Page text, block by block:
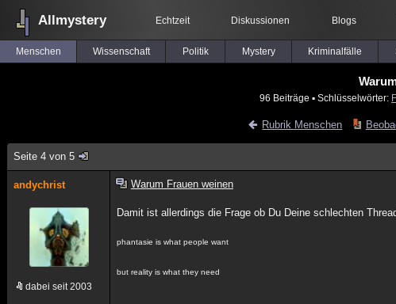
Allmystery Echtzeit Diskussionen Blogs
Menschen Wissenschaft Politik Mystery Kriminalfälle
96 Beiträge ▪ Schlüsselwörter:
Rubrik Menschen
Seite 4 von 5
andychrist
dabei seit 2003
Warum Frauen weinen
Damit ist allerdings die Frage ob Du Deine schlechten
phantasie is what people want
but reality is what they need